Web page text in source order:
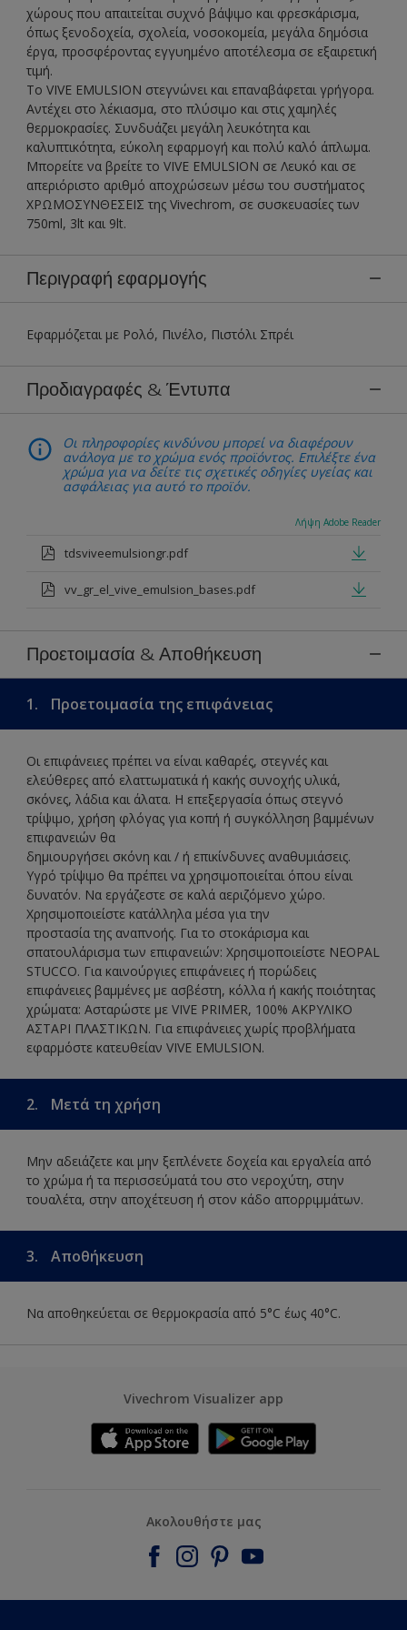
χώρους που απαιτείται συχνό βάψιμο και φρεσκάρισμα,
όπως ξενοδοχεία, σχολεία, νοσοκομεία, μεγάλα δημόσια
έργα, προσφέροντας εγγυημένο αποτέλεσμα σε εξαιρετική
τιμή.
Tο VIVE EMULSION στεγνώνει και επαναβάφεται γρήγορα.
Αντέχει στο λέκιασμα, στο πλύσιμο και στις χαμηλές
θερμοκρασίες. Συνδυάζει μεγάλη λευκότητα και
καλυπτικότητα, εύκολη εφαρμογή και πολύ καλό άπλωμα.
Μπορείτε να βρείτε το VIVE EMULSION σε Λευκό και σε
απεριόριστο αριθμό αποχρώσεων μέσω του συστήματος
ΧΡΩΜΟΣΥΝΘΕΣΕΙΣ της Vivechrom, σε συσκευασίες των
750ml, 3lt και 9lt.
Περιγραφή εφαρμογής
Εφαρμόζεται με Ρολό, Πινέλο, Πιστόλι Σπρέι
Προδιαγραφές & Έντυπα
Οι πληροφορίες κινδύνου μπορεί να διαφέρουν
ανάλογα με το χρώμα ενός προϊόντος. Επιλέξτε ένα
χρώμα για να δείτε τις σχετικές οδηγίες υγείας και
ασφάλειας για αυτό το προϊόν.
Λήψη Adobe Reader
tdsviveemulsiongr.pdf
vv_gr_el_vive_emulsion_bases.pdf
Προετοιμασία & Αποθήκευση
1. Προετοιμασία της επιφάνειας
Οι επιφάνειες πρέπει να είναι καθαρές, στεγνές και
ελεύθερες από ελαττωματικά ή κακής συνοχής υλικά,
σκόνες, λάδια και άλατα. Η επεξεργασία όπως στεγνό
τρίψιμο, χρήση φλόγας για κοπή ή συγκόλληση βαμμένων
επιφανειών θα
δημιουργήσει σκόνη και / ή επικίνδυνες αναθυμιάσεις.
Υγρό τρίψιμο θα πρέπει να χρησιμοποιείται όπου είναι
δυνατόν. Να εργάζεστε σε καλά αεριζόμενο χώρο.
Χρησιμοποιείστε κατάλληλα μέσα για την
προστασία της αναπνοής. Για το στοκάρισμα και
σπατουλάρισμα των επιφανειών: Χρησιμοποιείστε NEOPAL
STUCCO. Για καινούργιες επιφάνειες ή πορώδεις
επιφάνειες βαμμένες με ασβέστη, κόλλα ή κακής ποιότητας
χρώματα: Ασταρώστε με VIVE PRIMER, 100% ΑΚΡΥΛΙΚΟ
ΑΣΤΑΡΙ ΠΛΑΣΤΙΚΩΝ. Για επιφάνειες χωρίς προβλήματα
εφαρμόστε κατευθείαν VIVE EMULSION.
2. Μετά τη χρήση
Μην αδειάζετε και μην ξεπλένετε δοχεία και εργαλεία από
το χρώμα ή τα περισσεύματά του στο νεροχύτη, στην
τουαλέτα, στην αποχέτευση ή στον κάδο απορριμμάτων.
3. Αποθήκευση
Να αποθηκεύεται σε θερμοκρασία από 5°C έως 40°C.
Vivechrom Visualizer app
Ακολουθήστε μας